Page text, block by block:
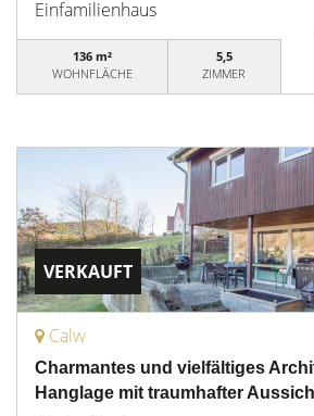
Einfamilienhaus
136 m²
WOHNFLÄCHE
5,5
ZIMMER
VERKAUFT
Calw
Charmantes und vielfältiges
Hanglage mit traumhafter